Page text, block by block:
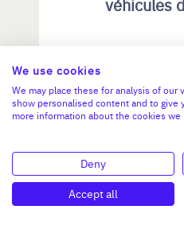
Valeur
N°18779
BOURGOGNE-FRANCHE-
We use cookies
We may place these for analysis of our
show personalised content and to give
more information about the cookies we
Deny
Accept all